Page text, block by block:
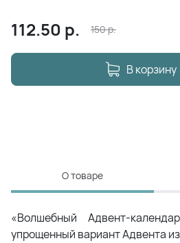
112.50 р. 150р.
В корзину
О товаре
«Волшебный Адвент-
упрощенный вариант Адвента